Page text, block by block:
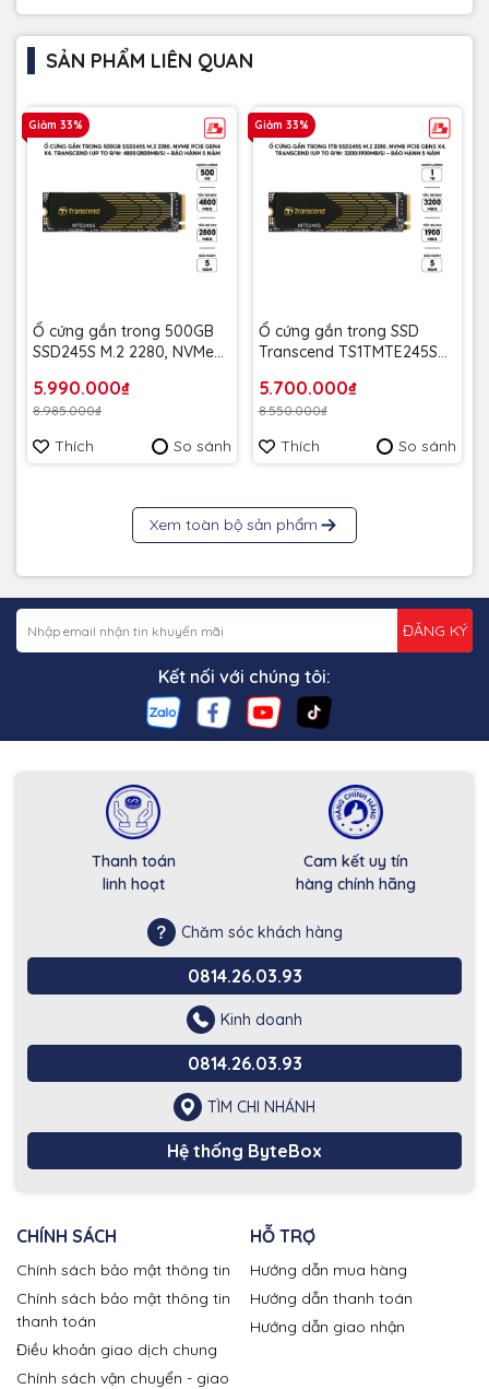
SẢN PHẨM LIÊN QUAN
Giảm 33%
Ổ cứng gắn trong 500GB
SSD245S M.2 2280, NVMe
(up to R/W:
4800/2800MB/s) - Bảo
Hành 5 năm
5.990.000₫
8.985.000₫
Thích So sánh
Giảm 33%
Ổ cứng gắn trong SSD
Transcend TS1TMTE245S
Gen4x4 R/W
3200/1900MB/s - Bảo
Hành 5 năm
5.700.000₫
8.550.000₫
Thích So sánh
Xem toàn bộ sản phẩm
ĐĂNG KÝ
Kết nối với chúng tôi:
Thanh toán
linh hoạt
Cam kết uy tín
hàng chính hãng
Chăm sóc khách hàng
0814.26.03.93
Kinh doanh
0814.26.03.93
TÌM CHI NHÁNH
Hệ thống ByteBox
CHÍNH SÁCH
Chính sách bảo mật thông tin
Chính sách bảo mật thông tin
thanh toán
Điều khoản giao dịch chung
Chính sách vận chuyển - giao
HỖ TRỢ
Hướng dẫn mua hàng
Hướng dẫn thanh toán
Hướng dẫn giao nhận